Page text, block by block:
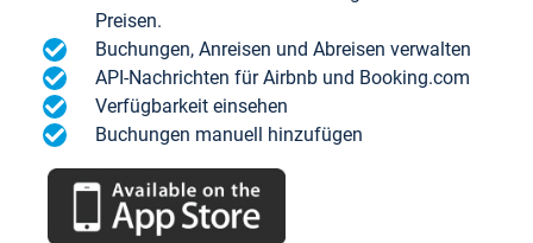
Preisen.
Buchungen, Anreisen und Abreisen verwalten
API-Nachrichten für Airbnb und Booking.com
Verfügbarkeit einsehen
Buchungen manuell hinzufügen